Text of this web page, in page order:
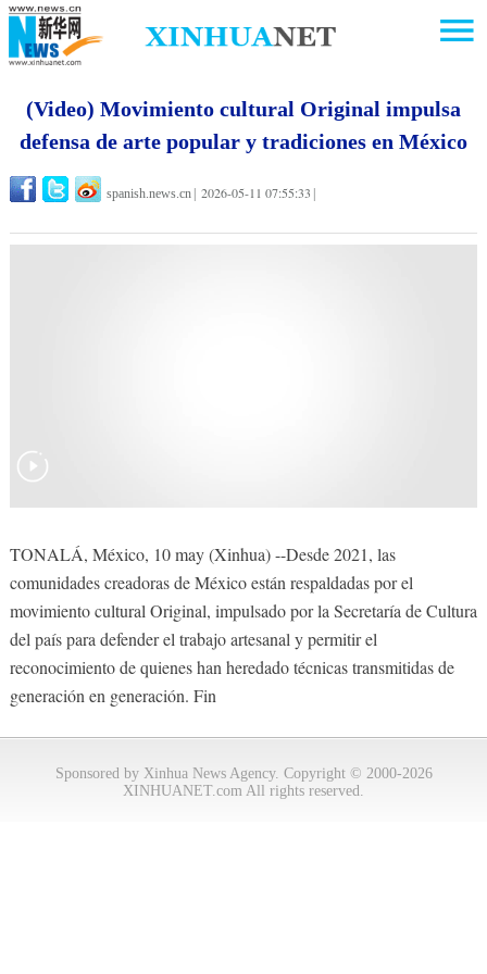
(Video) Movimiento cultural Original impulsa
defensa de arte popular y tradiciones en México
spanish.news.cn 2026-05-11 07:55:33
TONALÁ, México, 10 may (Xinhua) --Desde 2021, las
comunidades creadoras de México están respaldadas por el
movimiento cultural Original, impulsado por la Secretaría de Cultura
del país para defender el trabajo artesanal y permitir el
reconocimiento de quienes han heredado técnicas transmitidas de
generación en generación. Fin
Sponsored by Xinhua News Agency. Copyright © 2000-2026
XINHUANET.com All rights reserved.